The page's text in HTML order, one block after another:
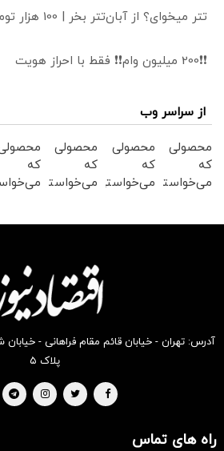
تتر میخوای؟ از آبان‌تتر بخر | 100 هزار تومان هم جایزه بگیر
❗❗200 میلیون وام❗❗ فقط با احراز هویت
از سراسر وب
محصولی
که
می‌خواستی
محصولی
که
می‌خواستی
محصولی
که
می‌خواستی
بخر !
که
بخر !
آدرس: تهران - خیابان قائم مقام فراهانی -
پلاک ۵
راه های تماس